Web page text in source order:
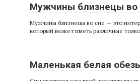
Мужчины близнецы во
Мужчины близнецы во сне — это
который может иметь различные
Маленькая белая